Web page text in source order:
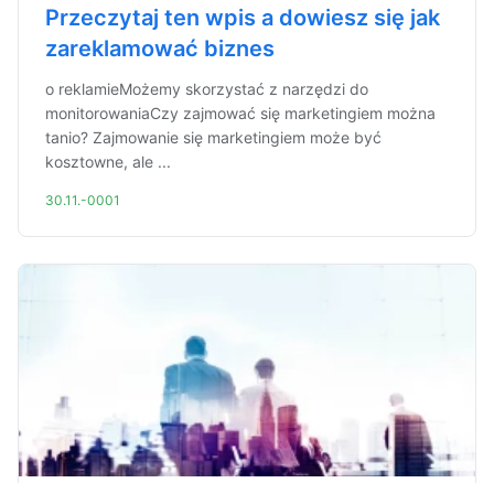
Przeczytaj ten wpis a dowiesz się jak
zareklamować biznes
o reklamieMożemy skorzystać z narzędzi do
monitorowaniaCzy zajmować się marketingiem można
tanio? Zajmowanie się marketingiem może być
kosztowne, ale ...
30.11.-0001